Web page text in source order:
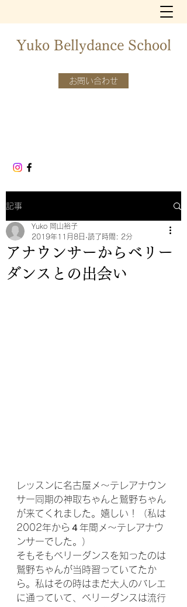
お問い合わせ
​​Yuko Bellydance School
記事
アナウンサーからベリー
ダンスとの出会い
Yuko 岡山裕子
2019年11月8日 読了時間: 2分
レッスンに名古屋メ～テレアナウン
サー同期の神取ちゃんと鷲野ちゃん
が来てくれました。嬉しい！（私は
2002年から４年間メ～テレアナウ
ンサーでした。）
そもそもベリーダンスを知ったのは
鷲野ちゃんが当時習っていてたか
ら。私はその時はまだ大人のバレエ
に通っていて、ベリーダンスは流行